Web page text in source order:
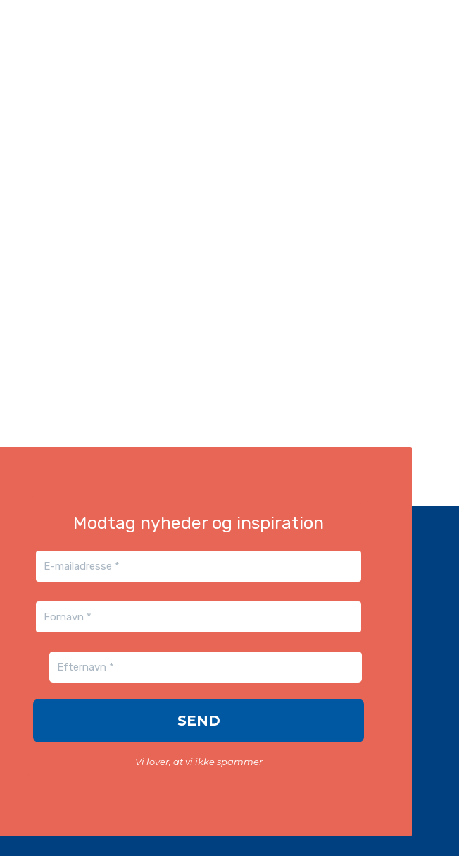
Modtag nyheder og inspiration
Vi lover, at vi ikke spammer